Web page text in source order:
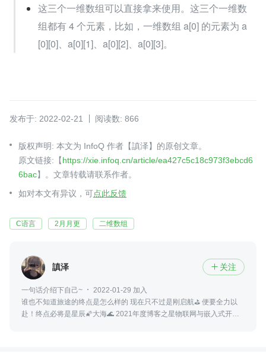
这三个一维数组可以直接拿来使用。这三个一维数
组都有 4 个元素，比如，一维数组 a[0] 的元素为 a
[0][0]、a[0][1]、a[0][2]、a[0][3]。
发布于: 2022-02-21 阅读数: 866
版权声明: 本文为 InfoQ 作者【謓泽】的原创文章。
原文链接:【https://xie.infoq.cn/article/ea427c5c18c973f3ebcd6
6bac】。文章转载请联系作者。
如对本文有异议，可点此反馈
C语言 2月月更 二维数组
謓泽  关注
一句话介绍下自己~
2022-01-29 加入
谁也不知道旅途的终点是怎么样的 现在只不过是刚启航⛳ 便要全力以
赴！终点必将是星辰🌠大海🌊 2021年度博客之星物联网与嵌入式开发